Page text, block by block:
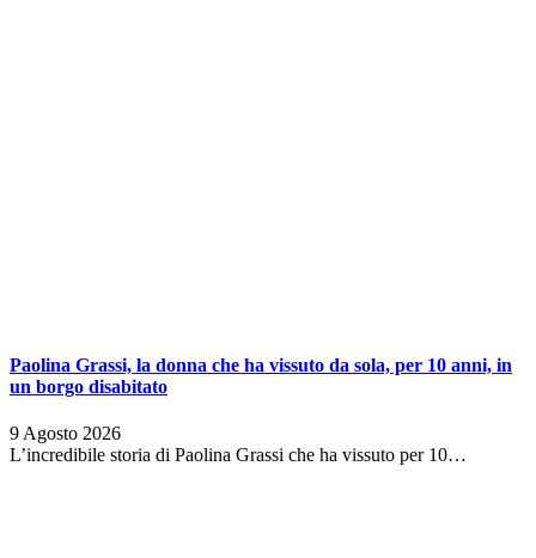
Paolina Grassi, la donna che ha vissuto da sola, per 10 anni, in
un borgo disabitato
9 Agosto 2026
L’incredibile storia di Paolina Grassi che ha vissuto per 10…